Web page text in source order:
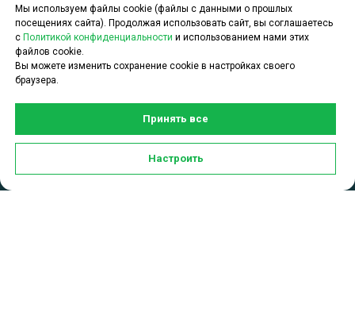
Задать вопрос по услугам
CDEK для Бизнеса можно в чате:
Мы используем файлы cookie (файлы с данными о прошлых
посещениях сайта). Продолжая использовать сайт, вы соглашаетесь
с Политикой конфиденциальности и использованием нами этих
файлов cookie.
Вы можете изменить сохранение cookie в настройках своего
браузера.
Принять все
Настроить
Все о маркетплейсах
Официальный сайт
CDEK находится
здесь
Адреса складов МП
Акции и
Отдел
сопровождения
MAX
WhatsApp